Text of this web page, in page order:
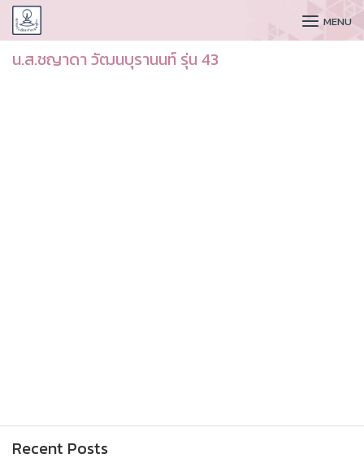
CUDAA MENU
น.ส.ชญาดา วัฒนบุรานนท์ รุ่น 43
Recent Posts